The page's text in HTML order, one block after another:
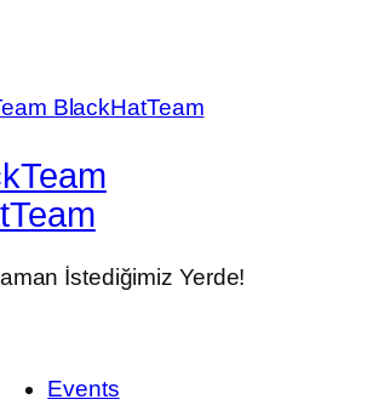
İstediğimiz Yerde!
Events